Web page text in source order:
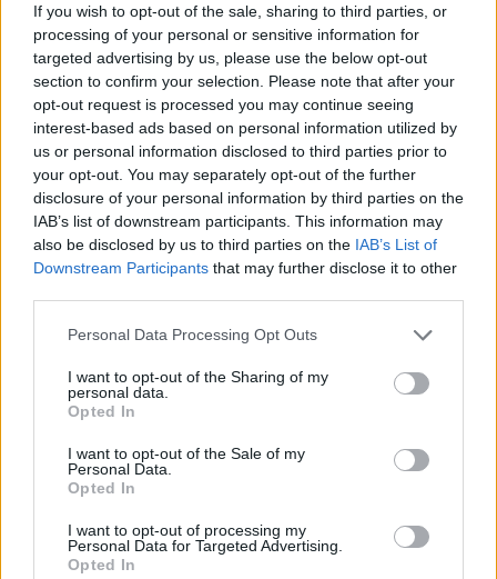
If you wish to opt-out of the sale, sharing to third parties, or
processing of your personal or sensitive information for
targeted advertising by us, please use the below opt-out
section to confirm your selection. Please note that after your
opt-out request is processed you may continue seeing
interest-based ads based on personal information utilized by
us or personal information disclosed to third parties prior to
your opt-out. You may separately opt-out of the further
disclosure of your personal information by third parties on the
IAB’s list of downstream participants. This information may
also be disclosed by us to third parties on the IAB’s List of
Downstream Participants that may further disclose it to other
Personal Data Processing Opt Outs
I want to opt-out of the Sharing of my
personal data.
Opted In
I want to opt-out of the Sale of my
Personal Data.
Opted In
I want to opt-out of processing my
Personal Data for Targeted Advertising.
Opted In
Neověřený profil
Tento uživatel zatím neprokázal svou identitu ověřovací
fotografií. U neověřených profilů nelze zaručit, že fotografie a
údaje odpovídají skutečné osobě.
Kontakt
Informace o profilu a chatu
Registrace od: 19.11.2014 22:19
: Není nikde online
Naposledy aktivní
Profil zobrazen : 19x
Sledované diskuze:Informace pro uživatele